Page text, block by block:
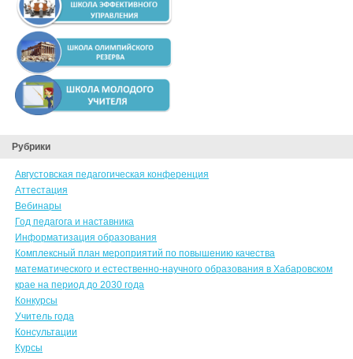
Рубрики
Августовская педагогическая конференция
Аттестация
Вебинары
Год педагога и наставника
Информатизация образования
Комплексный план мероприятий по повышению качества
математического и естественно-научного образования в Хабаровском
крае на период до 2030 года
Конкурсы
Учитель года
Консультации
Курсы